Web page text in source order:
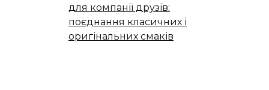
для компанії друзів:
поєднання класичних і
оригінальних смаків